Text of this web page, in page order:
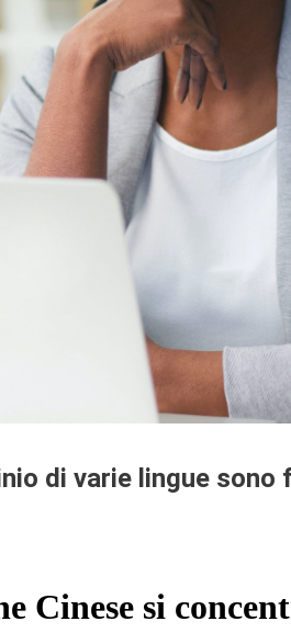
di varie lingue
Cinese si